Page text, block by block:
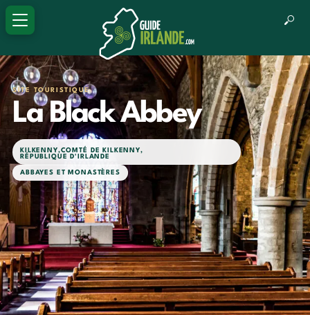
SITE TOURISTIQUE
La Black Abbey
KILKENNY,COMTÉ DE KILKENNY,
RÉPUBLIQUE D'IRLANDE
ABBAYES ET MONASTÈRES